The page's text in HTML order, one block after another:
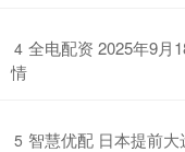
4 全电配资 2025年9月
情
5 智慧优配 日本提前